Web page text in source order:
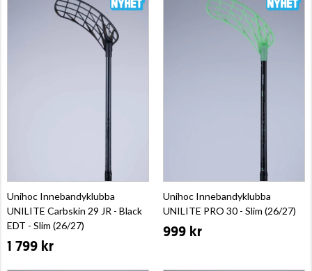
Unihoc Innebandyklubba
UNILITE Carbskin 29 JR - Black
EDT - Slim (26/27)
1 799 kr
Unihoc Innebandyklubba
UNILITE PRO 30 - Slim (26/27)
999 kr